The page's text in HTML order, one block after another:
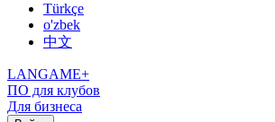
Türkçe
o'zbek
中文
LANGAME+
ПО для клубов
Для бизнеса